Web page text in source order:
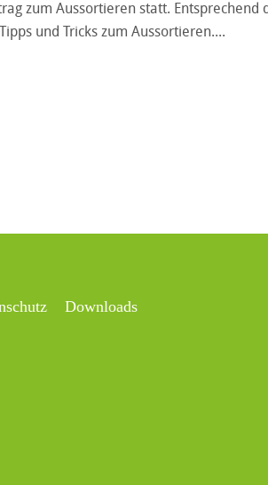
zum Aussortieren statt. Entsprechend
und Tricks zum Aussortieren.
Downloads